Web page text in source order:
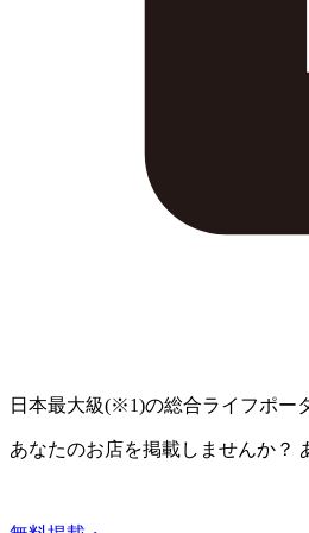
日本最大級(※1)の総合ライフポー
あなたのお店を掲載しませんか？